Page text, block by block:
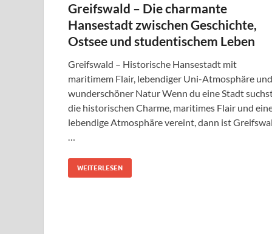
Greifswald – Die charmante
Hansestadt zwischen Geschichte,
Ostsee und studentischem Leben
Greifswald – Historische Hansestadt mit
maritimem Flair, lebendiger Uni-Atmosphäre und
wunderschöner Natur Wenn du eine Stadt
die historischen Charme, maritimes Flair und
lebendige Atmosphäre vereint, dann ist
…
WEITERLESEN